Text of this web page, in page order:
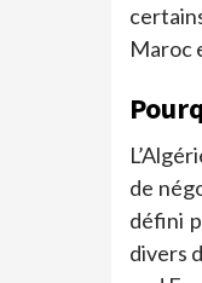
Maroc
de
défini
divers